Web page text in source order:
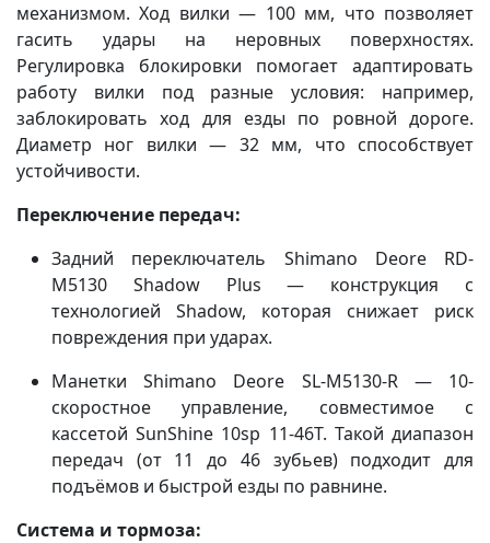
механизмом. Ход вилки — 100 мм, что позволяет
гасить удары на неровных поверхностях.
Регулировка блокировки помогает адаптировать
работу вилки под разные условия: например,
заблокировать ход для езды по ровной дороге.
Диаметр ног вилки — 32 мм, что способствует
устойчивости.
Переключение передач:
Задний переключатель Shimano Deore RD-
M5130 Shadow Plus — конструкция с
технологией Shadow, которая снижает риск
повреждения при ударах.
Манетки Shimano Deore SL-M5130-R — 10-
скоростное управление, совместимое с
кассетой SunShine 10sp 11-46T. Такой диапазон
передач (от 11 до 46 зубьев) подходит для
подъёмов и быстрой езды по равнине.
Система и тормоза: